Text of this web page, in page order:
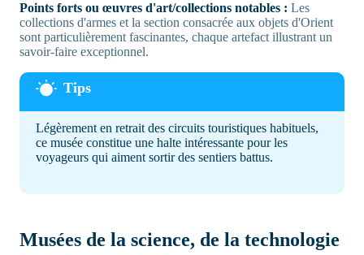
Points forts ou œuvres d'art/collections notables : Les
collections d'armes et la section consacrée aux objets d'Orient
sont particulièrement fascinantes, chaque artefact illustrant un
savoir-faire exceptionnel.
Légèrement en retrait des circuits touristiques habituels,
ce musée constitue une halte intéressante pour les
voyageurs qui aiment sortir des sentiers battus.
Musées de la science, de la technologie